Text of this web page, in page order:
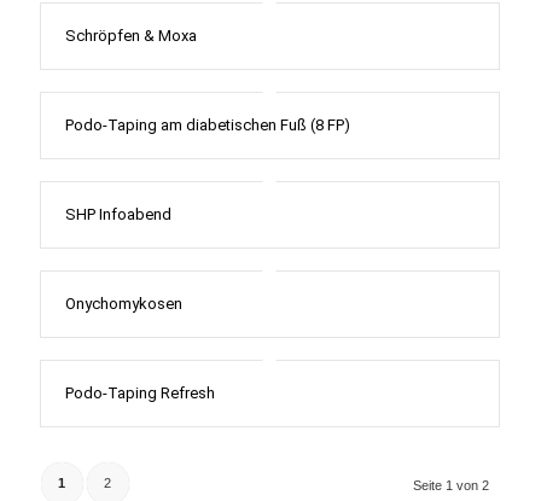
Schröpfen & Moxa
Podo-Taping am diabetischen Fuß (8 FP)
SHP Infoabend
Onychomykosen
Podo-Taping Refresh
Seite 1 von 2
1 2